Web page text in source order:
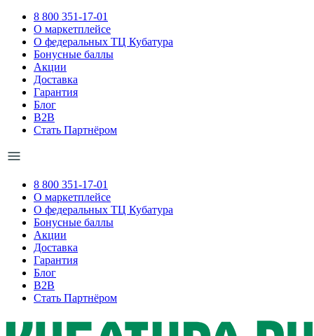
8 800 351-17-01
О маркетплейсе
О федеральных ТЦ Кубатура
Бонусные баллы
Акции
Доставка
Гарантия
Блог
B2B
Стать Партнёром
8 800 351-17-01
О маркетплейсе
О федеральных ТЦ Кубатура
Бонусные баллы
Акции
Доставка
Гарантия
Блог
B2B
Стать Партнёром